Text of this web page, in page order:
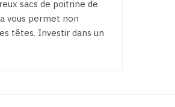
sacs de poitrine de
vous permet non
têtes. Investir dans un